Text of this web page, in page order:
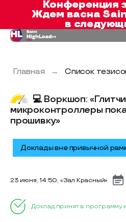
Конференция
Ждем васна
в
Главная → Список
💻 Воркшоп:
микроконтроллеры
прошивку»
Доклады вне привычной
23 июня, 14:50, «Зал Красный»
Доклад принят в программу